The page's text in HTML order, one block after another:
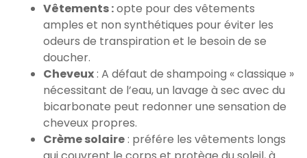
Vêtements :opte pour des vêtements
amples et non synthétiques pour éviter les
odeurs de transpiration et le besoin de se
doucher.
Cheveux: A défaut de shampoing « classique »
nécessitant de l’eau, un lavage à sec avec du
bicarbonate peut redonner une sensation de
cheveux propres.
Crème solaire: préfére les vêtements longs